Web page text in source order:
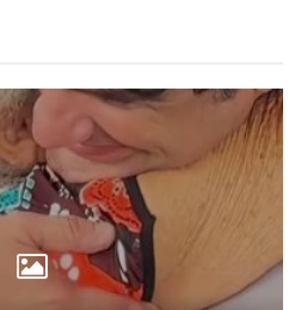
– Brincadeiras